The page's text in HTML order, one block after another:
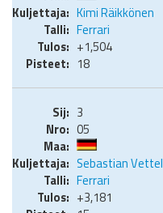
Kimi Räikkönen
Ferrari
+1,504
18
3
05
Sebastian Vettel
Ferrari
+3,181